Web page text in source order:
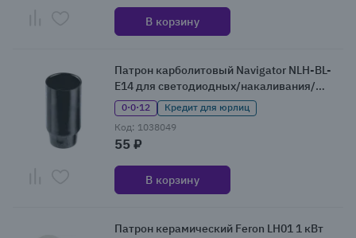
В корзину
Патрон карболитовый Navigator NLH-BL-
E14 для светодиодных/накаливания/
энергосберегающих ламп
0·0·12
Кредит для юрлиц
Код: 1038049
55 ₽
В корзину
Патрон керамический Feron LH01 1 кВт